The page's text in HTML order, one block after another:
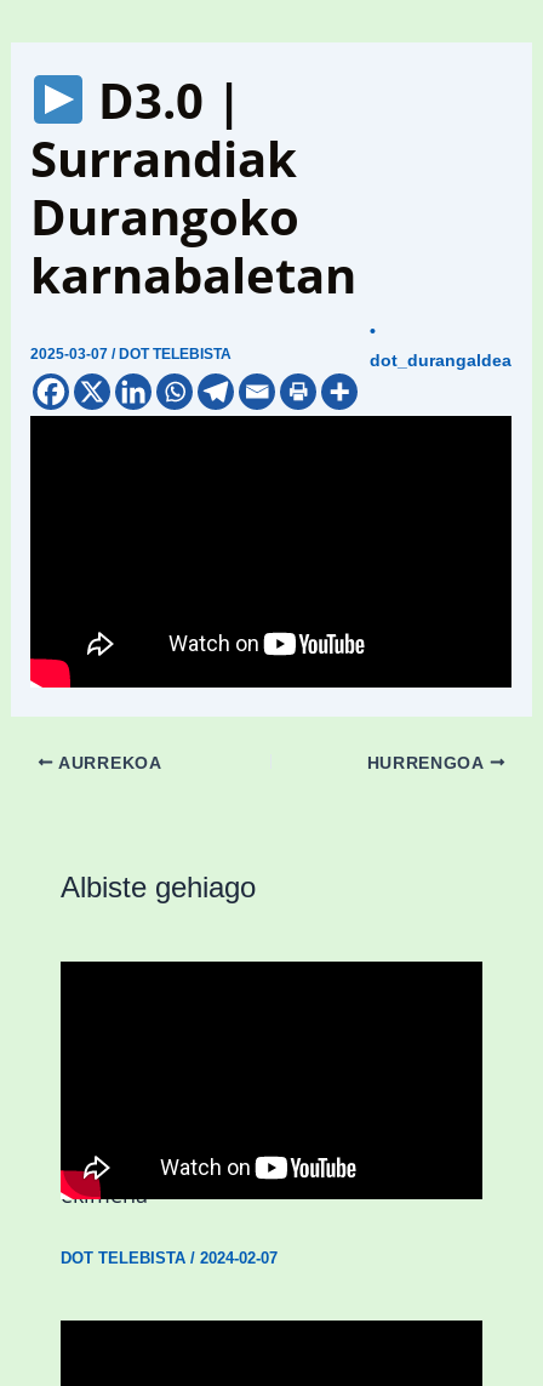
D3.0 |
Surrandiak
Durangoko
karnabaletan
2025-03-07/ DOT TELEBISTA
•
dot_durangaldea
AURREKOA HURRENGOA
Albiste gehiago
D3.0| Gazteei zuzendutako ZUOK
ekimena
DOT TELEBISTA/ 2024-02-07